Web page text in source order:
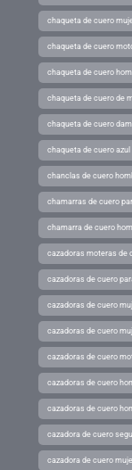
chaqueta de cuero
chaqueta de cuero
chaqueta de cuero
chaqueta de cuero de
chaqueta de cuero
chaqueta de cuero azul
chanclas de cuero
chamarras de cuero
chamarra de cuero
cazadoras moteras de
cazadoras de cuero
cazadoras de cuero
cazadoras de cuero
cazadoras de cuero
cazadoras de cuero
cazadoras de cuero
cazadora de cuero
cazadora de cuero